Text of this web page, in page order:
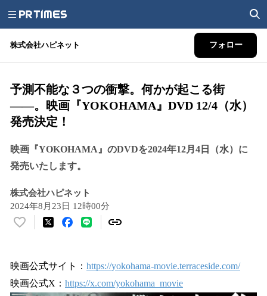
株式会社ハピネット フォロー
予測不能な３つの衝撃。何かが起こる街
――。映画『YOKOHAMA』DVD 12/4（水）
発売決定！
映画『YOKOHAMA』のDVDを2024年12月4日（水）に
発売いたします。
株式会社ハピネット
2024年8月23日 12時00分
い
！
数
を
映画公式サイト： https://yokohama-movie.terraceside.com/
映画公式X： https://x.com/yokohama_movie